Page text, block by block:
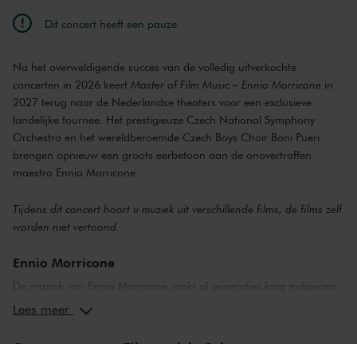
Dit concert heeft een pauze
Na het overweldigende succes van de volledig uitverkochte
concerten in 2026 keert Master of Film Music – Ennio Morricone in
2027 terug naar de Nederlandse theaters voor een exclusieve
landelijke tournee. Het prestigieuze Czech National Symphony
Orchestra en het wereldberoemde Czech Boys Choir Boni Pueri
brengen opnieuw een groots eerbetoon aan de onovertroffen
maestro Ennio Morricone.
Tijdens dit concert hoort u muziek uit verschillende films, de films zelf
worden niet vertoond.
Ennio Morricone
De muziek van Ennio Morricone raakt al generaties lang miljoenen
mensen over de hele wereld. Zijn naam én zijn composities zijn
Lees meer